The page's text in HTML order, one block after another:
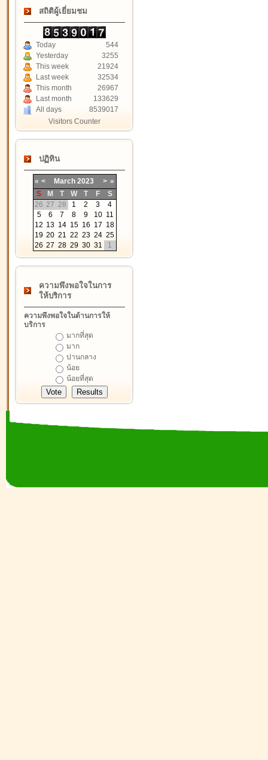
สถิติผู้เยี่ยมชม
Today
544
Yesterday
3255
This week
21924
Last week
32534
This month
26967
Last month
133629
All days
8539017
Visitors Counter
ปฏิทิน
« < March 2023 > »
S
M T W T F
S
26 27 28 1 2 3
4
5
6 7 8 9 10 11
12 13 14 15 16 17 18
19 20 21 22 23 24 25
26 27 28 29 30 31 1
ความพึงพอใจในการ
ให้บริการ
ความพึงพอใจในด้านการให้
บริการ
มากที่สุด
มาก
ปานกลาง
น้อย
น้อยที่สุด